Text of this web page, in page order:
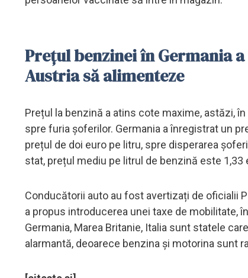
Prețul benzinei în Germania
Austria să alimenteze
Prețul la benzină a atins cote maxime, astăzi,
spre furia șoferilor. Germania a înregistrat un
prețul de doi euro pe litru, spre disperarea
stat, prețul mediu pe litrul de benzină este
Conducătorii auto au fost avertizați de oficialii
a propus introducerea unei taxe de mobilitate,
Germania, Marea Britanie, Italia sunt statele
alarmantă, deoarece benzina și motorina sunt